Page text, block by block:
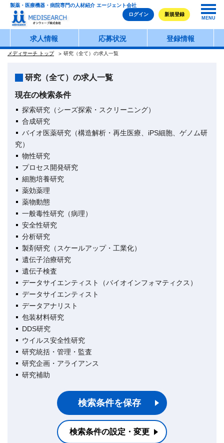
製薬・医療機器・病院専門の人材紹介 エージェント会社
ログイン
新規登録
MENU
求人情報 応募状況 登録情報
メディサーチ トップ 研究（全て）の求人一覧
研究（全て）の求人一覧
現在の検索条件
探索研究（シーズ探索・スクリーニング）
合成研究
バイオ医薬研究（構造解析・再生医療、iPS細胞、ゲノム研
究）
物性研究
プロセス開発研究
細胞培養研究
薬効薬理
薬物動態
一般毒性研究（病理）
安全性研究
分析研究
製剤研究（スケールアップ・工業化）
遺伝子治療研究
遺伝子検査
データサイエンティスト（バイオインフォマティクス）
データサイエンティスト
データアナリスト
包装材料研究
DDS研究
ウイルス安全性研究
研究統括・管理・監査
研究企画・アライアンス
研究補助
検索条件を保存
検索条件の設定・変更